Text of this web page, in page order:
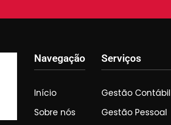
Navegação
Início
Sobre nós
Serviços
Gestão Contábil
Gestão Pessoal